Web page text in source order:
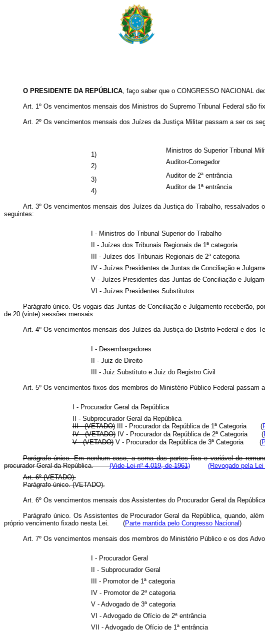
O PRESIDENTE DA REPÚBLICA, faço saber que o CONGRESSO NACIONAL
Art. 1º Os vencimentos mensais dos Ministros do Supremo Tribunal Federal são
Art. 2º Os vencimentos mensais dos Juízes da Justiça Militar passam a ser os
1)
Ministros do Superior Tribunal
2)
Auditor-Corregedor
3)
Auditor de 2ª entrância
4)
Auditor de 1ª entrância
Art. 3º Os vencimentos mensais dos Juízes da Justiça do Trabalho,
seguintes:
I - Ministros do Tribunal Superior do Trabalho
II - Juízes dos Tribunais Regionais de 1ª categoria
III - Juízes dos Tribunais Regionais de 2ª categoria
IV - Juízes Presidentes de Juntas de Conciliação e
V - Juízes Presidentes das Juntas de Conciliação e
VI - Juízes Presidentes Substitutos
Parágrafo único. Os vogais das Juntas de Conciliação e Julgamento receberão,
de 20 (vinte) sessões mensais.
Art. 4º Os vencimentos mensais dos Juízes da Justiça do Distrito Federal e dos
I - Desembargadores
II - Juiz de Direito
III - Juiz Substituto e Juiz do Registro Civil
Art. 5º Os vencimentos fixos dos membros do Ministério Público Federal passam
I - Procurador Geral da República
II - Subprocurador Geral da República
III - (VETADO)III - Procurador da República de 1ª Categoria (
IV - (VETADO)IV - Procurador da República de 2ª Categoria (
V - (VETADO)V - Procurador da República de 3ª Categoria (
Parágrafo único. Em nenhum caso, a soma das partes fixa e variável de
procurador Geral da República.(Vide Lei nº 4.019, de 1961)
(Revogado pela
Art. 6º (VETADO).
Parágrafo único. (VETADO).
Art. 6º Os vencimentos mensais dos Assistentes do Procurador Geral da
Parágrafo único. Os Assistentes de Procurador Geral da República, quando,
próprio vencimento fixado nesta Lei. (Parte mantida pelo Congresso Nacional)
Art. 7º Os vencimentos mensais dos membros do Ministério Público e os dos
I - Procurador Geral
II - Subprocurador Geral
III - Promotor de 1ª categoria
IV - Promotor de 2ª categoria
V - Advogado de 3ª categoria
VI - Advogado de Ofício de 2ª entrância
VII - Advogado de Ofício de 1ª entrância